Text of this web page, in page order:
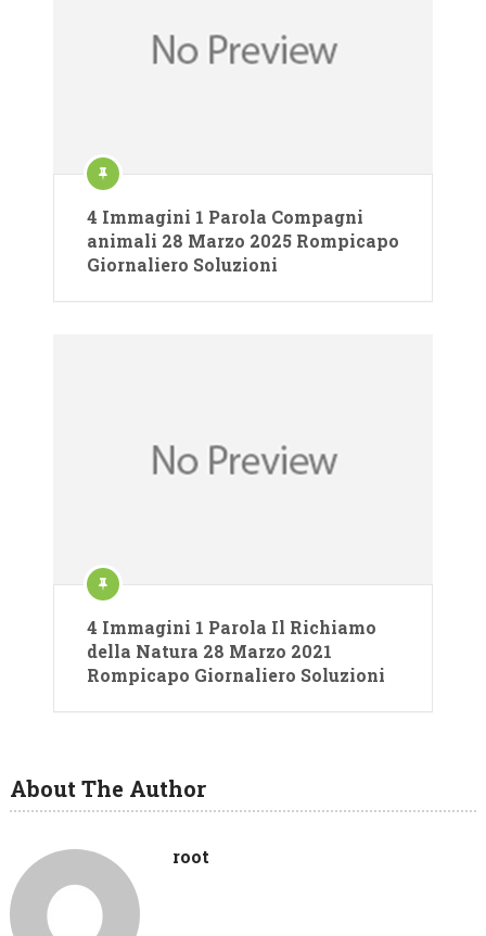
4 Immagini 1 Parola Compagni
animali 28 Marzo 2025 Rompicapo
Giornaliero Soluzioni
4 Immagini 1 Parola Il Richiamo
della Natura 28 Marzo 2021
Rompicapo Giornaliero Soluzioni
About The Author
root